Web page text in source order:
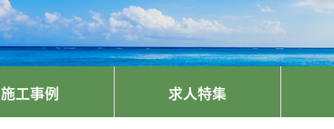
施工事例 求人特集